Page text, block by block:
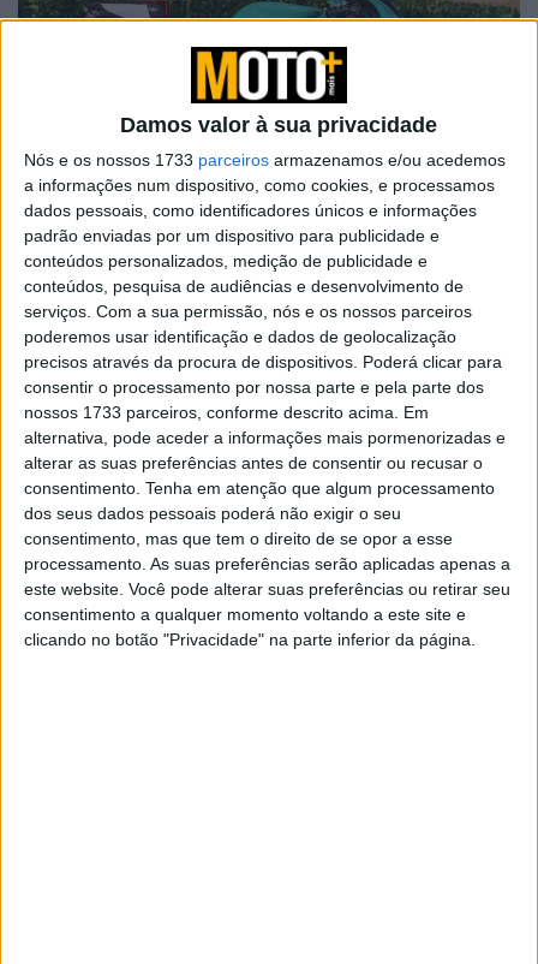
Damos valor à sua privacidade
Nós e os nossos 1733 parceiros armazenamos e/ou acedemos
a informações num dispositivo, como cookies, e processamos
dados pessoais, como identificadores únicos e informações
padrão enviadas por um dispositivo para publicidade e
conteúdos personalizados, medição de publicidade e
conteúdos, pesquisa de audiências e desenvolvimento de
serviços. Com a sua permissão, nós e os nossos parceiros
poderemos usar identificação e dados de geolocalização
precisos através da procura de dispositivos. Poderá clicar para
consentir o processamento por nossa parte e pela parte dos
nossos 1733 parceiros, conforme descrito acima. Em
alternativa, pode aceder a informações mais pormenorizadas e
alterar as suas preferências antes de consentir ou recusar o
consentimento. Tenha em atenção que algum processamento
dos seus dados pessoais poderá não exigir o seu
consentimento, mas que tem o direito de se opor a esse
processamento. As suas preferências serão aplicadas apenas a
este website. Você pode alterar suas preferências ou retirar seu
consentimento a qualquer momento voltando a este site e
clicando no botão "Privacidade" na parte inferior da página.
O lote principal, até à data, é uma FoggyPetronas
2003, a ultrarrara tricilíndrica de 900 cc construída em
pequenas quantidades com o apoio da Petronas Malaia
para homologar o breve projeto de Mundial de
Superbikes de Carl Fogarty.
Apenas 75 unidades foram construídas no Reino Unido, e
este exemplar tem apenas quilometragem de entrega,
tendo passado a sua vida útil guardado ou em exposição.
Com um preço estimado entre 29.000 e 34.000 libras, a
FP1 vem completa com todos os componentes exóticos
que se esperam de uma moto especial de homologação
do início dos anos 2000, e oferece uma rara hipótese de
possuir uma máquina imersa no folclore das superbikes.